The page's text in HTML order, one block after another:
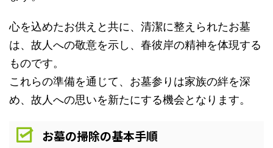
心を込めたお供えと共に、清潔に整えられたお墓
は、故人への敬意を示し、春彼岸の精神を体現する
ものです。
これらの準備を通じて、お墓参りは家族の絆を深
め、故人への思いを新たにする機会となります。
お墓の掃除の基本手順